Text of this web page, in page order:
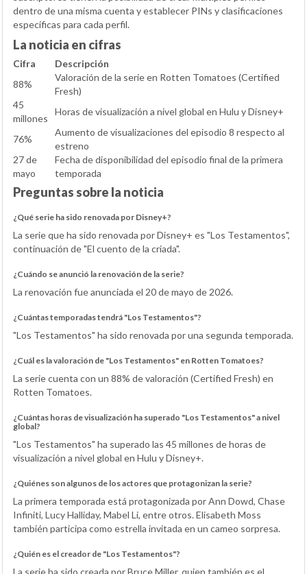
dentro de una misma cuenta y establecer PINs y clasificaciones
específicas para cada perfil.
La noticia en cifras
Cifra
Descripción
88%
Valoración de la serie en Rotten Tomatoes (Certified
Fresh)
45
millones
Horas de visualización a nivel global en Hulu y Disney+
76%
Aumento de visualizaciones del episodio 8 respecto al
estreno
27 de
mayo
Fecha de disponibilidad del episodio final de la primera
temporada
Preguntas sobre la noticia
¿Qué serie ha sido renovada por Disney+?
La serie que ha sido renovada por Disney+ es "Los Testamentos",
continuación de "El cuento de la criada".
¿Cuándo se anunció la renovación de la serie?
La renovación fue anunciada el 20 de mayo de 2026.
¿Cuántas temporadas tendrá "Los Testamentos"?
"Los Testamentos" ha sido renovada por una segunda temporada.
¿Cuál es la valoración de "Los Testamentos" en Rotten Tomatoes?
La serie cuenta con un 88% de valoración (Certified Fresh) en
Rotten Tomatoes.
¿Cuántas horas de visualización ha superado "Los Testamentos" a nivel
global?
"Los Testamentos" ha superado las 45 millones de horas de
visualización a nivel global en Hulu y Disney+.
¿Quiénes son algunos de los actores que protagonizan la serie?
La primera temporada está protagonizada por Ann Dowd, Chase
Infiniti, Lucy Halliday, Mabel Li, entre otros. Elisabeth Moss
también participa como estrella invitada en un cameo sorpresa.
¿Quién es el creador de "Los Testamentos"?
La serie ha sido creada por Bruce Miller, quien también es el